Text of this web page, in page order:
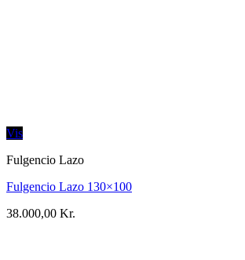
Vis
Fulgencio Lazo
Fulgencio Lazo 130×100
38.000,00 Kr.